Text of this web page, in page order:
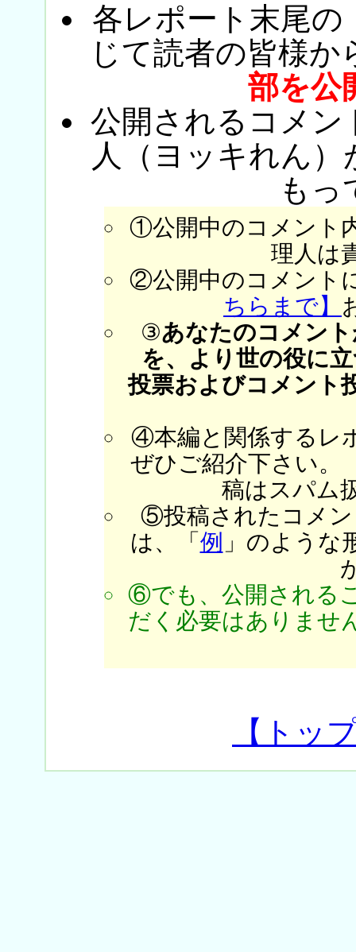
各レポート末尾の
じて読者の皆様か
部を公
公開されるコメン
人（ヨッキれん
もっ
①公開中のコメント
理人は
②公開中のコメント
ちらまで】
③あなたのコメン
を、より世の役に
投票およびコメント
④本編と関係するレ
ぜひご紹介下さい。
稿はスパム
⑤投稿されたコメン
は、「 例 」のような
⑥でも、公開される
だく必要はありませ
【トッ